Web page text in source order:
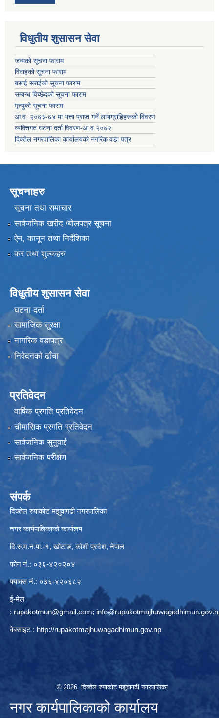
विधुतीय शुसासन सेवा
जन्मको सूचना फाराम
विवाहको सूचना फाराम
बसाई सराईको सूचना फाराम
सम्बन्ध विच्छेदको सूचना फाराम
मृत्युको सूचना फाराम
आ.व. २०७३-७४ मा भत्ता प्राप्त गर्ने लाभग्राहिहरूको विवरण
व्यक्तिगत घटना दर्ता विवरण-आ.व.२०७२
दिक्तेल नगरपालिका कार्यालयको नगरिक वडा पत्र
सूचनाहरु
सूचना तथा समाचार
सार्वजनिक खरीद /बोलपत्र सूचना
ऐन, कानून तथा निर्देशिका
कर तथा शुल्कहरु
विधुतीय शुसासन सेवा
घटना दर्ता
सामाजिक सुरक्षा
नागरिक वडापत्र
निवेदनको ढाँचा
प्रतिवेदन
वार्षिक प्रगति प्रतिवेदन
चौमासिक प्रगति प्रतिवेदन
सार्वजनिक सुनुवाई
सार्वजनिक परीक्षण
संपर्क
दिक्तेल रुपाकोट मझुवागढी नगरपालिका
नगर कार्यपालिकाको कार्यालय
दि.रु.म.न.पा.-१, खोटाङ, कोशी प्रदेश, नेपाल
फोन नं.: ०३६-४२०२०४
फ्याक्स नं.: ०३६-४२०६८२
ई-मेल
: rupakotmun@gmail.com;
वेबसाइट : http://rupakotmajhuwagadhimun.gov.np
© 2026 दिक्तेल रुपाकोट मझुवागढी नगरपालिका
नगर कार्यपालिकाको कार्यालय